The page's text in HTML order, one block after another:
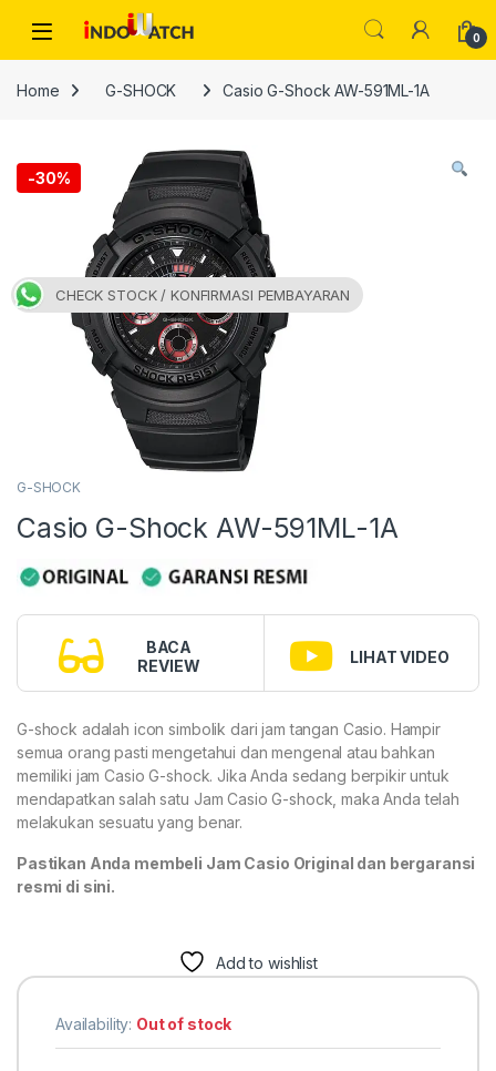
Open 0
Home G-SHOCK Casio G-Shock AW-591ML-1A
-30%
G-SHOCK
Casio G-Shock AW-591ML-1A
BACA
REVIEW
LIHAT VIDEO
G-shock adalah icon simbolik dari jam tangan Casio. Hampir
semua orang pasti mengetahui dan mengenal atau bahkan
memiliki jam Casio G-shock. Jika Anda sedang berpikir untuk
mendapatkan salah satu Jam Casio G-shock, maka Anda telah
melakukan sesuatu yang benar.
Pastikan Anda membeli Jam Casio Original dan bergaransi
resmi di sini.
Add to wishlist
Availability: Out of stock
CHECK STOCK / KONFIRMASI PEMBAYARAN